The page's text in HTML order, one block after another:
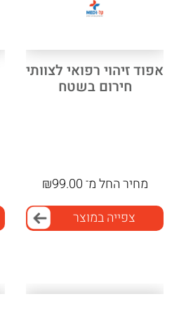
אפוד זיהוי רפואי לצוותי
חירום בשטח
מחירהחל מ־ ₪99.00
צפייה במוצר